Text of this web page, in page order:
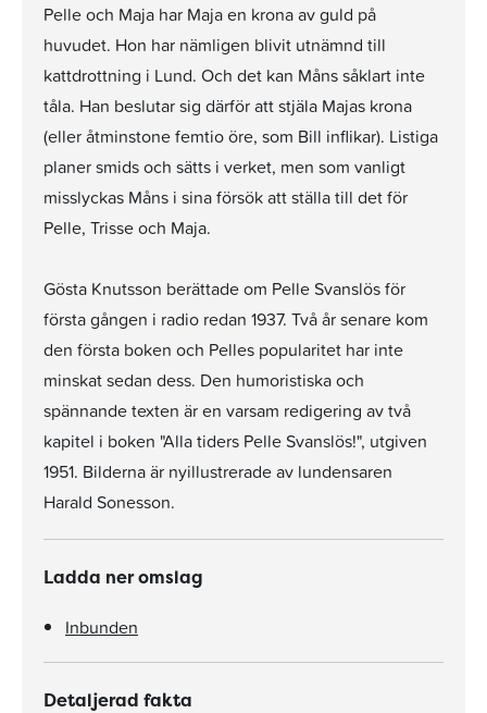
Pelle och Maja har Maja en krona av guld på
huvudet. Hon har nämligen blivit utnämnd till
kattdrottning i Lund. Och det kan Måns såklart inte
tåla. Han beslutar sig därför att stjäla Majas krona
(eller åtminstone femtio öre, som Bill inflikar). Listiga
planer smids och sätts i verket, men som vanligt
misslyckas Måns i sina försök att ställa till det för
Pelle, Trisse och Maja.
Gösta Knutsson berättade om Pelle Svanslös för
första gången i radio redan 1937. Två år senare kom
den första boken och Pelles popularitet har inte
minskat sedan dess. Den humoristiska och
spännande texten är en varsam redigering av två
kapitel i boken "Alla tiders Pelle Svanslös!", utgiven
1951. Bilderna är nyillustrerade av lundensaren
Harald Sonesson.
Ladda ner omslag
Inbunden
Detaljerad fakta